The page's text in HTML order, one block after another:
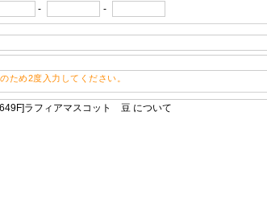
- -
ため2度入力してください。